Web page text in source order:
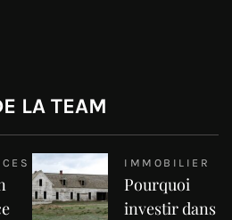
LA TEAM
IMMOBILIER
Pourquoi
investir dans